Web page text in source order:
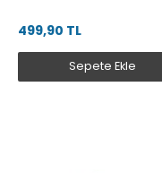
499,90 TL
Sepete Ekle